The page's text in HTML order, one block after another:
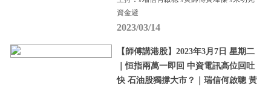
資金避
2023/03/14
【師傅講港股】2023年3月7日 星期二
｜恒指兩萬一即回 中資電訊高位回吐
快 石油股獨撐大市？｜瑞信何啟聰 黃